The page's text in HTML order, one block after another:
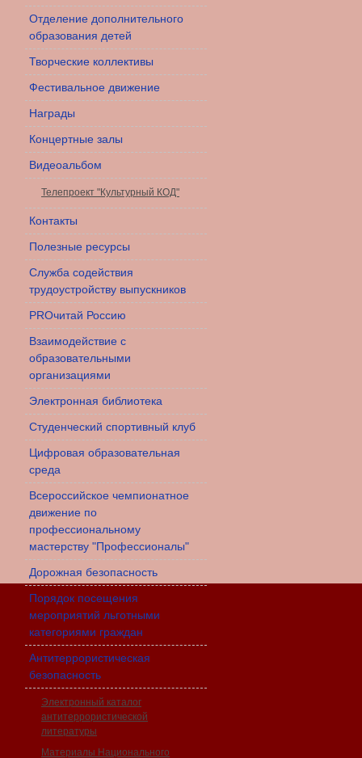
Отделение дополнительного
образования детей
Творческие коллективы
Фестивальное движение
Награды
Концертные залы
Видеоальбом
Телепроект "Культурный КОД"
Контакты
Полезные ресурсы
Служба содействия
трудоустройству выпускников
PROчитай Россию
Взаимодействие с
образовательными
организациями
Электронная библиотека
Студенческий спортивный клуб
Цифровая образовательная
среда
Всероссийское чемпионатное
движение по
профессиональному
мастерству "Профессионалы"
Дорожная безопасность
Порядок посещения
мероприятий льготными
категориями граждан
Антитеррористическая
безопасность
Электронный каталог
антитеррористической
литературы
Материалы Национального